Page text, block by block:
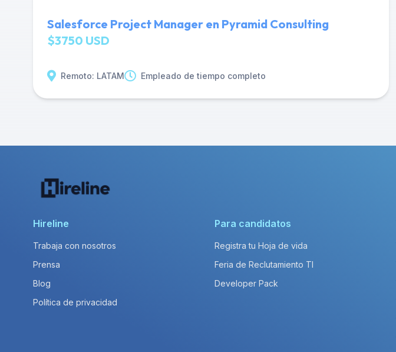
Salesforce Project Manager en Pyramid Consulting
$3750 USD
Remoto: LATAM Empleado de tiempo completo
Hireline
Trabaja con nosotros
Prensa
Blog
Política de privacidad
Para candidatos
Registra tu Hoja de vida
Feria de Reclutamiento TI
Developer Pack